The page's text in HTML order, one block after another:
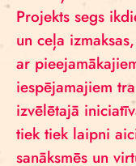
Projekts segs
un ceļa
ar
iespējamajiem
izvēlētajā
tiek tiek laipni
sanāksmēs un